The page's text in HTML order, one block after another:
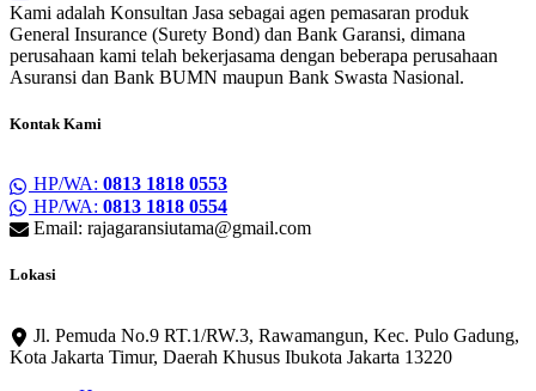
Kami adalah Konsultan Jasa sebagai agen pemasaran produk
General Insurance (Surety Bond) dan Bank Garansi, dimana
perusahaan kami telah bekerjasama dengan beberapa perusahaan
Asuransi dan Bank BUMN maupun Bank Swasta Nasional.
Kontak Kami
HP/WA: 0813 1818 0553
HP/WA: 0813 1818 0554
Email: rajagaransiutama@gmail.com
Lokasi
Jl. Pemuda No.9 RT.1/RW.3, Rawamangun, Kec. Pulo Gadung,
Kota Jakarta Timur, Daerah Khusus Ibukota Jakarta 13220